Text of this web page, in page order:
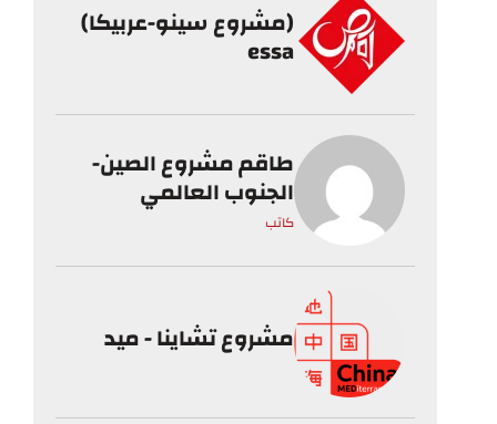
(مشروع سينو-عربيكا)
essa
طاقم مشروع الصين-
الجنوب العالمي
كاتب
مشروع تشاينا - ميد